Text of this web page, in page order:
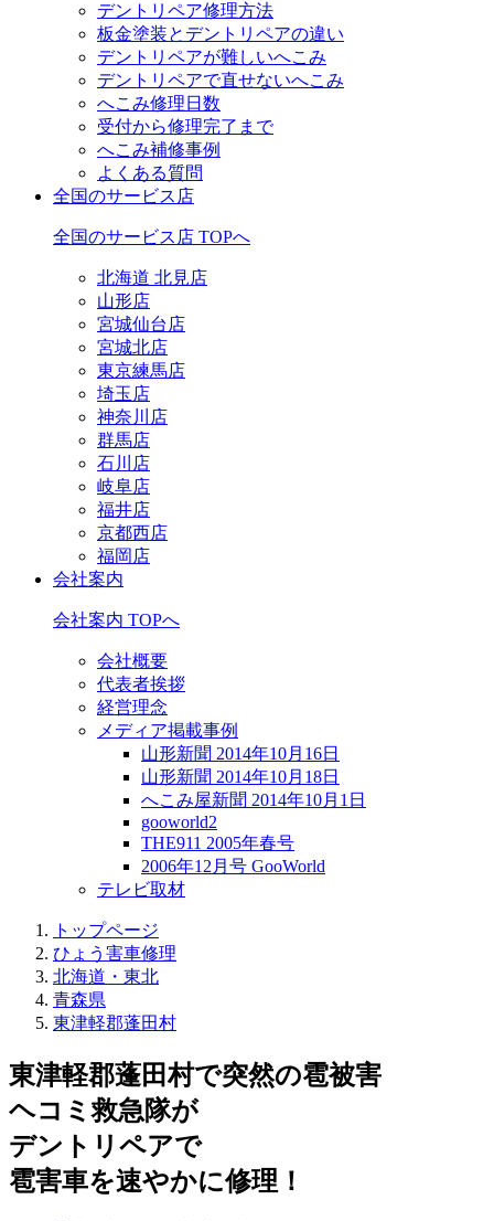
デントリペア修理方法
板金塗装とデントリペアの違い
デントリペアが難しいへこみ
デントリペアで直せないへこみ
へこみ修理日数
受付から修理完了まで
へこみ補修事例
よくある質問
全国のサービス店
全国のサービス店 TOPへ
北海道 北見店
山形店
宮城仙台店
宮城北店
東京練馬店
埼玉店
神奈川店
群馬店
石川店
岐阜店
福井店
京都西店
福岡店
会社案内
会社案内 TOPへ
会社概要
代表者挨拶
経営理念
メディア掲載事例
山形新聞 2014年10月16日
山形新聞 2014年10月18日
へこみ屋新聞 2014年10月1日
gooworld2
THE911 2005年春号
2006年12月号 GooWorld
テレビ取材
トップページ
ひょう害車修理
北海道・東北
青森県
東津軽郡蓬田村
東津軽郡蓬田村で突然の雹被害
ヘコミ救急隊が
デントリペアで
雹害車を速やかに修理！